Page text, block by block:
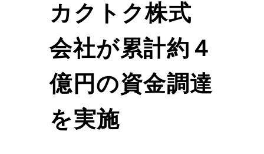
カクトク株式
会社が累計約４
億円の資金調達
を実施